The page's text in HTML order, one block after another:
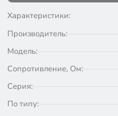
Характеристики:
Производитель:
Модель:
Сопротивление, Ом:
Серия:
По типу: